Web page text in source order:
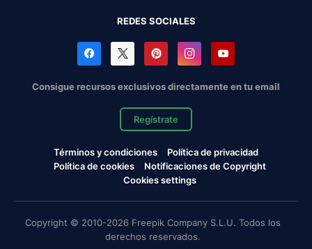
REDES SOCIALES
Consigue recursos exclusivos directamente en tu email
Regístrate
Términos y condiciones
Política de privacidad
Política de cookies
Notificaciones de Copyright
Cookies settings
Copyright © 2010-2026 Freepik Company S.L.U. Todos los
derechos reservados.